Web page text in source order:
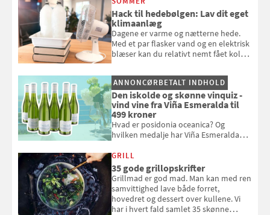
badebassinet eller et badedyr ud
Hack til hedebølgen: Lav dit eget
klimaanlæg
Dagene er varme og nætterne hede.
Med et par flasker vand og en elektrisk
blæser kan du relativt nemt fået koldt
og se, hvordan du gør
ANNONCØRBETALT INDHOLD
Den iskolde og skønne vinquiz -
vind vine fra Viña Esmeralda til
499 kroner
Hvad er posidonia oceanica? Og
hvilken medalje har Viña Esmeralda
med i Samvirkes skønne vinquiz, hvor
du kan vinde 6 flasker vin fra Viña
Esmeralda. Konkurrencen slutter 1.
september 2026.
GRILL
35 gode grillopskrifter
Grillmad er god mad. Man kan med ren
samvittighed lave både forret,
hovedret og dessert over kullene. Vi
har i hvert fald samlet 35 skønne